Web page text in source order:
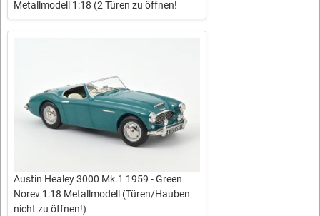
Metallmodell 1:18 (2 Türen zu öffnen!
Austin Healey 3000 Mk.1 1959 - Green
Norev 1:18 Metallmodell (Türen/Hauben
nicht zu öffnen!)